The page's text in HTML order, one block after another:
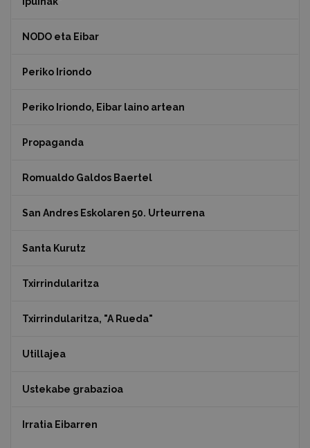
NODO eta Eibar
Periko Iriondo
Periko Iriondo, Eibar laino artean
Propaganda
Romualdo Galdos Baertel
San Andres Eskolaren 50. Urteurrena
Santa Kurutz
Txirrindularitza
Txirrindularitza, "A Rueda"
Utillajea
Ustekabe grabazioa
Irratia Eibarren